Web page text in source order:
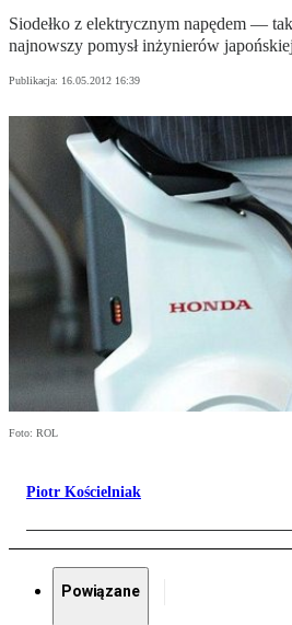
Siodełko z elektrycznym napędem —
najnowszy pomysł inżynierów
Publikacja: 16.05.2012 16:39
Foto: ROL
Piotr Kościelniak
Powiązane